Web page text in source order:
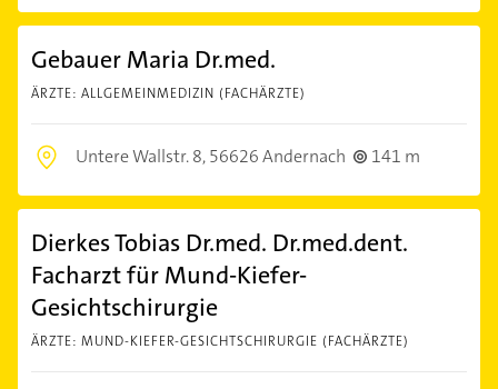
Gebauer Maria Dr.med.
ÄRZTE: ALLGEMEINMEDIZIN (FACHÄRZTE)
Untere Wallstr. 8,56626 Andernach 141 m
Dierkes Tobias Dr.med. Dr.med.dent.
Facharzt für Mund-Kiefer-
Gesichtschirurgie
ÄRZTE: MUND-KIEFER-GESICHTSCHIRURGIE (FACHÄRZTE)